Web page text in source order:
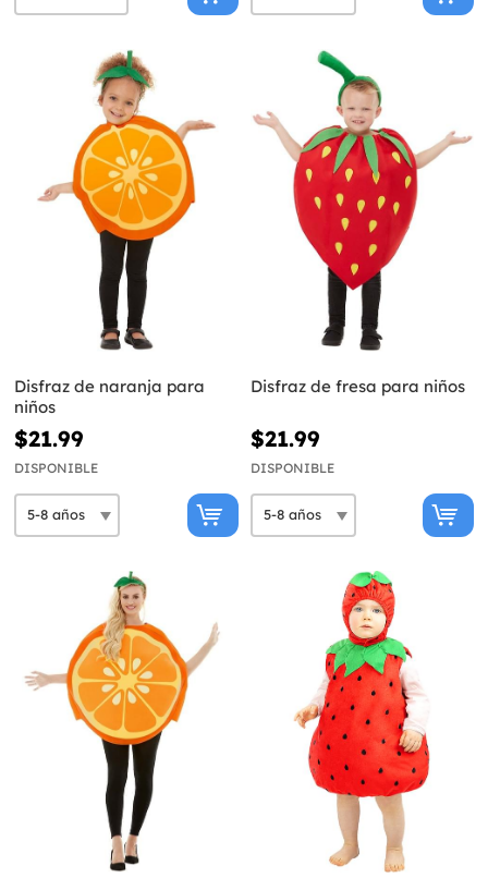
Disfraz de naranja para
niños
$21.99
DISPONIBLE
Disfraz de fresa para niños
$21.99
DISPONIBLE